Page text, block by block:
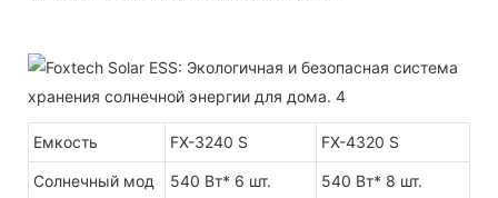
Емкость FX-3240 S FX-4320 S
Солнечный мод
540 Вт* 6 шт. 540 Вт* 8 шт.